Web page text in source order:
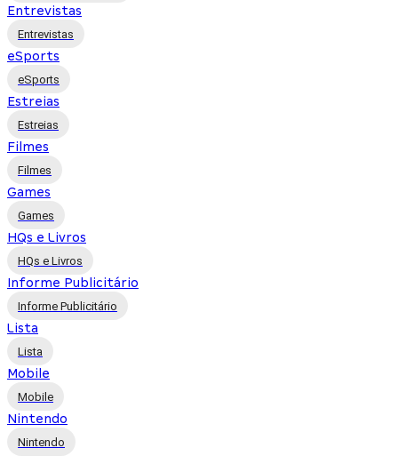
Entrevistas
Entrevistas
eSports
eSports
Estreias
Estreias
Filmes
Filmes
Games
Games
HQs e Livros
HQs e Livros
Informe Publicitário
Informe Publicitário
Lista
Lista
Mobile
Mobile
Nintendo
Nintendo